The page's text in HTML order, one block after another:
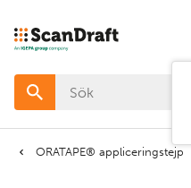
ORATAPE® appliceringstejp
Filter
Färg